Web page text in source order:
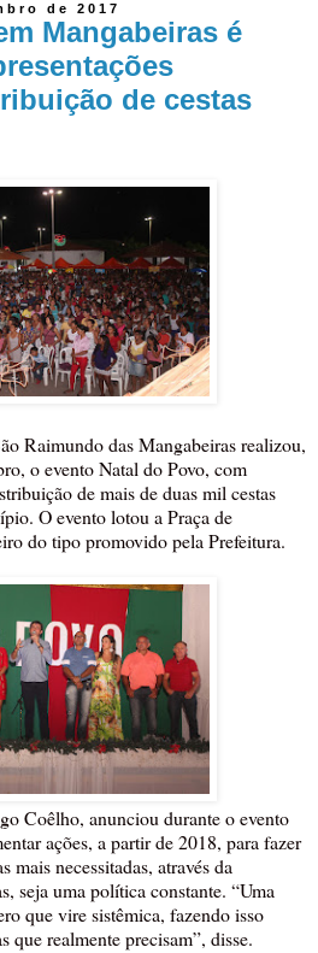
de 2017
Mangabeiras é
de cestas
Raimundo das Mangabeiras realizou,
o evento Natal do Povo, com
de mais de duas mil cestas
O evento lotou a Praça de
do tipo promovido pela Prefeitura.
Coêlho, anunciou durante o evento
ações, a partir de 2018, para fazer
necessitadas, através da
seja uma política constante. “Uma
que vire sistêmica, fazendo isso
que realmente precisam”, disse.